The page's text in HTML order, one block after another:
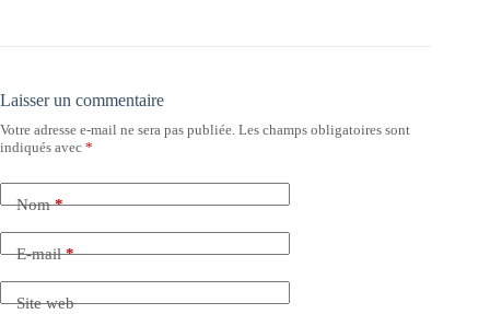
Laisser un commentaire
Votre adresse e-mail ne sera pas publiée. Les champs obligatoires sont
indiqués avec *
Nom*
E-mail*
Site web